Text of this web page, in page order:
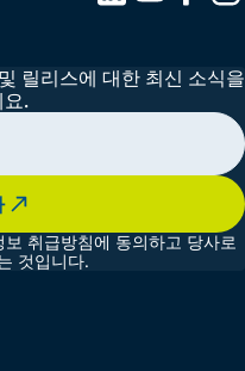
릴리스에 대한 최신 소식을
요.
취급방침에 동의하고 당사로
것입니다.